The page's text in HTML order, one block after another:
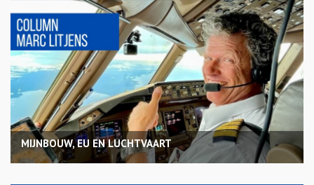
MIJNBOUW, EU EN LUCHTVAART